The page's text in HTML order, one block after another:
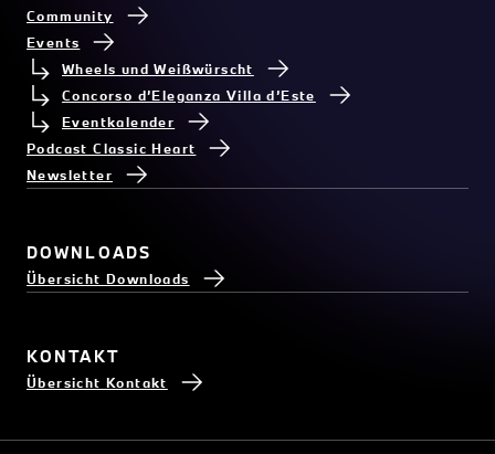
Community
Events
Wheels und Weißwürscht
Concorso d’Eleganza Villa d’Este
Eventkalender
Podcast Classic Heart
Newsletter
DOWNLOADS
Übersicht Downloads
KONTAKT
Übersicht Kontakt